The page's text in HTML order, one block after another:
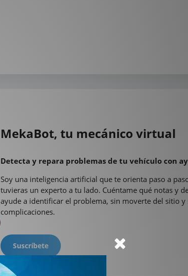
MekaBot, tu mecánico virtual
Detecta y repara problemas de tu vehículo con
Soy una inteligencia artificial que te orienta paso a
tuvieras un experto a tu lado. Cuéntame qué notas y
ayude a identificar el problema, sin moverte del sitio y
complicaciones.
Suscríbete